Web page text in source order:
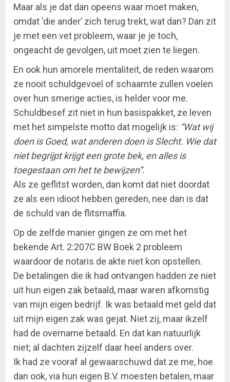
Maar als je dat dan opeens waar moet maken,
omdat ‘die ander’ zich terug trekt, wat dan? Dan zit
je met een vet probleem, waar je je toch,
ongeacht de gevolgen, uit moet zien te liegen.
En ook hun amorele mentaliteit, de reden waarom
ze nooit schuldgevoel of schaamte zullen voelen
over hun smerige acties, is helder voor me.
Schuldbesef zit niet in hun basispakket, ze leven
met het simpelste motto dat mogelijk is: “Wat wij
doen is Goed, wat anderen doen is Slecht. Wie dat
niet begrijpt krijgt een grote bek, en alles is
toegestaan om het te bewijzen”.
Als ze geflitst worden, dan komt dat niet doordat
ze als een idioot hebben gereden, nee dan is dat
de schuld van de flitsmaffia.
Op de zelfde manier gingen ze om met het
bekende Art. 2:207C BW Boek 2 probleem
waardoor de notaris de akte niet kon opstellen.
De betalingen die ik had ontvangen hadden ze niet
uit hun eigen zak betaald, maar waren afkomstig
van mijn eigen bedrijf. Ik was betaald met geld dat
uit mijn eigen zak was gejat. Niet zij, maar ikzelf
had de overname betaald. En dat kan natuurlijk
niet; al dachten zijzelf daar heel anders over.
Ik had ze vooraf al gewaarschuwd dat ze me, hoe
dan ook, via hun eigen B.V. moesten betalen, maar